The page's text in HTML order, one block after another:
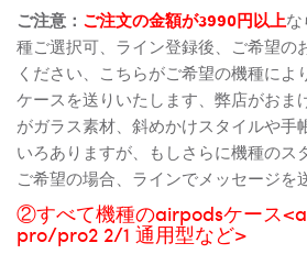
ご注意： ご注文の金額が3990円以上
種ご選択可、ライン登録後、ご希望の
ください、こちらがご希望の機種によ
ケースを送りいたします、弊店がおま
がガラス素材、斜めかけスタイルや手
いろありますが、もしさらに機種のス
ご希望の場合、ラインでメッセージを
②すべて機種のairpodsケース
pro/pro2 2/1 通用型など>